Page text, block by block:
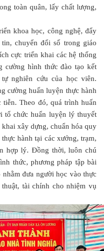
toàn quân, lấy chất lượng,
khoa học, công nghệ, đẩy
chuyển đổi số trong giáo
cực triển khai các hệ thống
cường hình thức đào tạo kết
nghiên cứu của học viên.
cường huấn luyện thực hành
Theo đó, quá trình huấn
tổ chức huấn luyện lý thuyết
xây dựng, chuẩn hóa quy
hành tại các xưởng, trạm,
hợp lý. Đồng thời, luôn chú
thức, phương pháp tập bài
đưa người học vào thực
tài chính cho nhiệm vụ